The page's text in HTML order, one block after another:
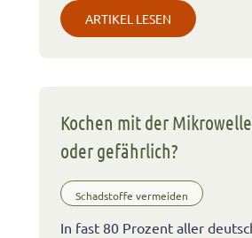
ARTIKEL LESEN
Kochen mit der
oder gefährlich?
Schadstoffe vermeiden
In fast 80 Prozent aller